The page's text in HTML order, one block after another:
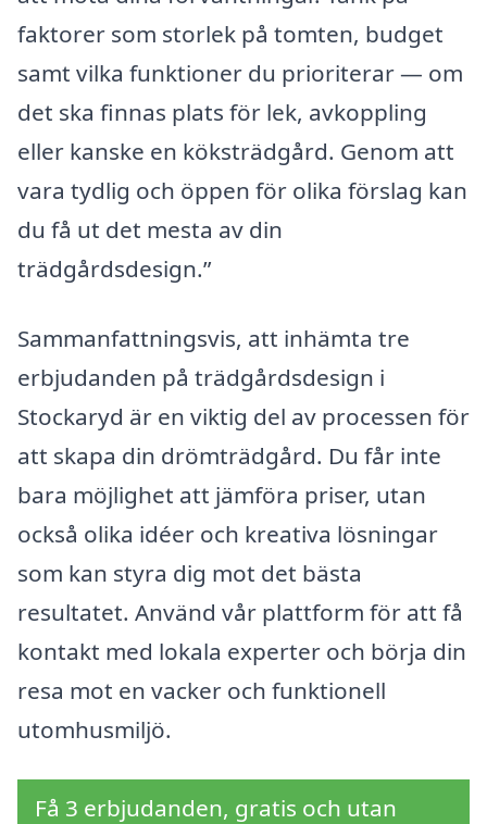
faktorer som storlek på tomten, budget
samt vilka funktioner du prioriterar — om
det ska finnas plats för lek, avkoppling
eller kanske en köksträdgård. Genom att
vara tydlig och öppen för olika förslag kan
du få ut det mesta av din
trädgårdsdesign.”
Sammanfattningsvis, att inhämta tre
erbjudanden på trädgårdsdesign i
Stockaryd är en viktig del av processen för
att skapa din drömträdgård. Du får inte
bara möjlighet att jämföra priser, utan
också olika idéer och kreativa lösningar
som kan styra dig mot det bästa
resultatet. Använd vår plattform för att få
kontakt med lokala experter och börja din
resa mot en vacker och funktionell
utomhusmiljö.
Få 3 erbjudanden, gratis och utan